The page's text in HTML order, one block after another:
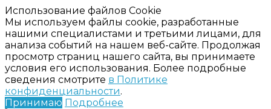
Использование файлов Cookie
Мы используем файлы cookie, разработанные
нашими специалистами и третьими лицами, для
анализа событий на нашем веб-сайте. Продолжая
просмотр страниц нашего сайта, вы принимаете
условия его использования. Более подробные
сведения смотрите в Политике
конфиденциальности.
Принимаю Подробнее